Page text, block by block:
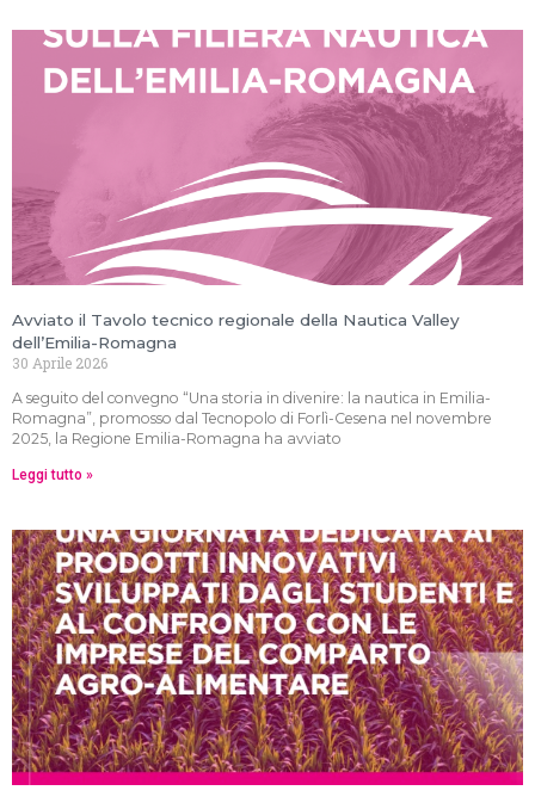
Avviato il Tavolo tecnico regionale della Nautica Valley
dell’Emilia-Romagna
30 Aprile 2026
A seguito del convegno “Una storia in divenire: la nautica in Emilia-
Romagna”, promosso dal Tecnopolo di Forlì-Cesena nel novembre
2025, la Regione Emilia-Romagna ha avviato
Leggi tutto »